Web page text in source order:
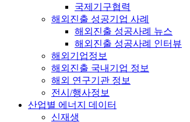
국제기구협력
해외진출 성공기업 사례
해외진출 성공사례 뉴스
해외진출 성공사례 인터뷰
해외기업정보
해외진출 국내기업 정보
해외 연구기관 정보
전시/행사정보
산업별 에너지 데이터
신재생